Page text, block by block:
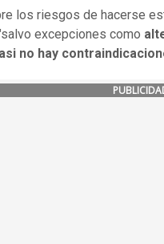
los riesgos de hacerse
excepciones como
no hay